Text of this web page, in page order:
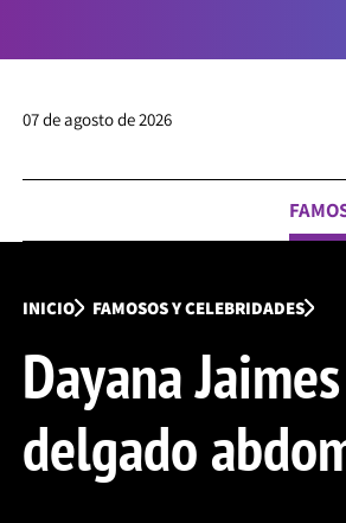
07 de agosto de 2026
INICIO FAMOSOS Y CELEBRIDADES
Dayana
delgado